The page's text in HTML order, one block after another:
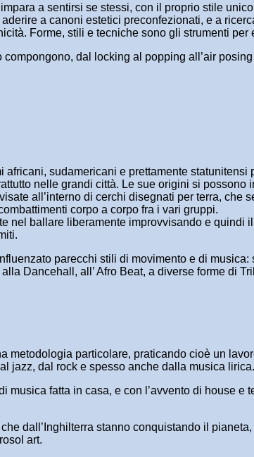
a sentirsi se stessi, con il proprio stile
a canoni estetici preconfezionati, e a
Forme, stili e tecniche sono gli strumenti per
dal locking al popping all’air
sudamericani e prettamente
nelle grandi città. Le sue origini si
all’interno di cerchi disegnati per terra, che
corpo a corpo fra i vari gruppi.
nel ballare liberamente improvvisando e
parecchi stili di movimento e di
Dancehall, all’ Afro Beat, a diverse forme di
metodologia particolare, praticando cioè un
jazz, dal rock e spesso anche dalla musica
fatta in casa, e con l’avvento di house
dall’Inghilterra stanno conquistando il
art.